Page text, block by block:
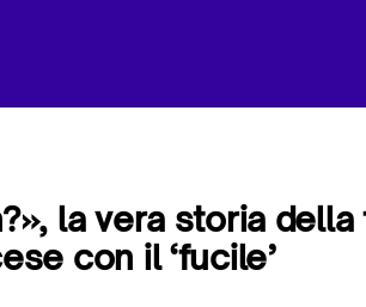
la vera storia
con il ‘fucile’